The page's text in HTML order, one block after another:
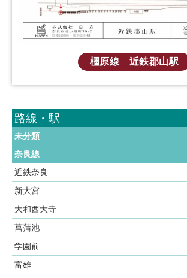
橿原線 近鉄郡山駅
路線・駅
未分類
奈良線
近鉄奈良
新大宮
大和西大寺
菖蒲池
学園前
富雄